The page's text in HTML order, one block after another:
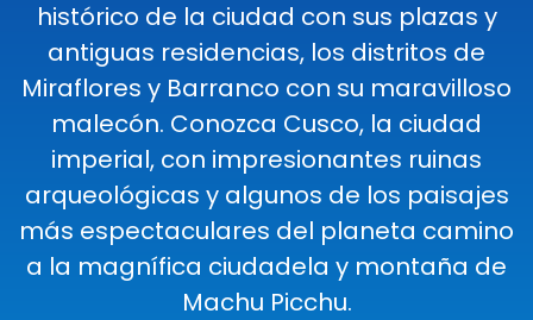
histórico de la ciudad con sus plazas y
antiguas residencias, los distritos de
Miraflores y Barranco con su maravilloso
malecón. Conozca Cusco, la ciudad
imperial, con impresionantes ruinas
arqueológicas y algunos de los paisajes
más espectaculares del planeta camino
a la magnífica ciudadela y montaña de
Machu Picchu.